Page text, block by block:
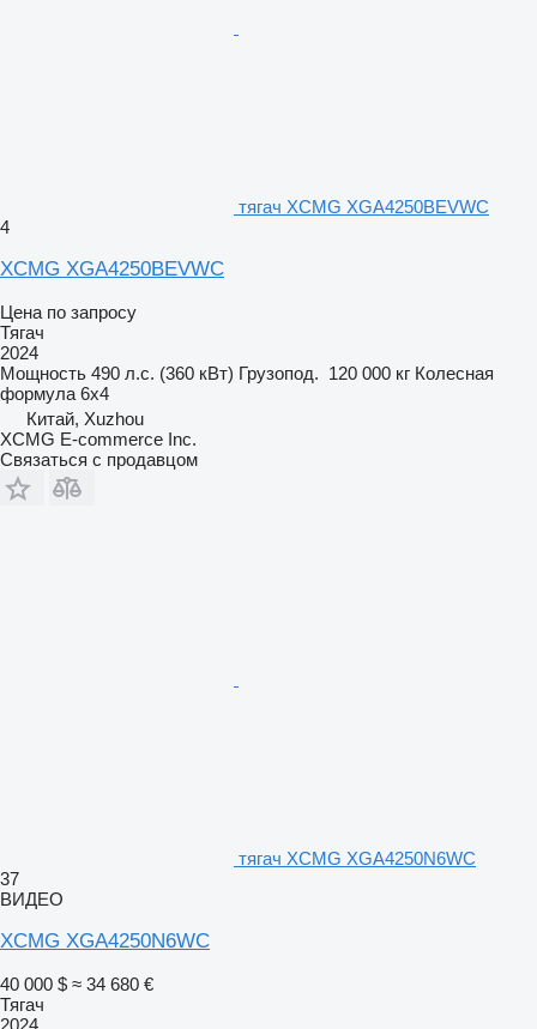
тягач XCMG XGA4250BEVWC
4
XCMG XGA4250BEVWC
Цена по запросу
Тягач
2024
Мощность 490 л.с. (360 кВт) Грузопод. 120 000 кг Колесная
формула 6x4
Китай, Xuzhou
XCMG E-commerce Inc.
Связаться с продавцом
тягач XCMG XGA4250N6WC
37
ВИДЕО
XCMG XGA4250N6WC
40 000 $ ≈ 34 680 €
Тягач
2024